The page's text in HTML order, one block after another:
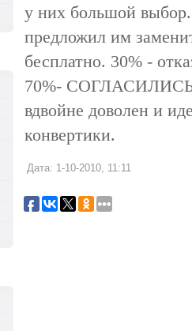
у них большой
предложил им
бесплатно. 30% -
70%- СОГЛАСИЛИСЬ.
вдвойне доволен и
конвертики.
Дата: 1-10-2010, 11:11